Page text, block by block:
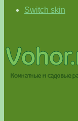
Switch skin